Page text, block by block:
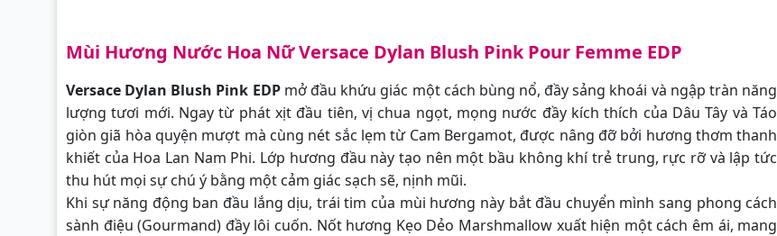
Mùi Hương Nước Hoa Nữ Versace Dylan Blush Pink Pour Femme EDP
Versace Dylan Blush Pink EDPmở đầu khứu giác một cách bùng nổ, đầy sảng khoái và ngập tràn năng
lượng tươi mới. Ngay từ phát xịt đầu tiên, vị chua ngọt, mọng nước đầy kích thích của Dâu Tây và Táo
giòn giã hòa quyện mượt mà cùng nét sắc lẹm từ Cam Bergamot, được nâng đỡ bởi hương thơm thanh
khiết của Hoa Lan Nam Phi. Lớp hương đầu này tạo nên một bầu không khí trẻ trung, rực rỡ và lập tức
thu hút mọi sự chú ý bằng một cảm giác sạch sẽ, nịnh mũi.
Khi sự năng động ban đầu lắng dịu, trái tim của mùi hương này bắt đầu chuyển mình sang phong cách
sành điệu (Gourmand) đầy lôi cuốn. Nốt hương Kẹo Dẻo Marshmallow xuất hiện một cách êm ái, mang